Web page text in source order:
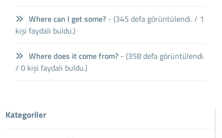
Where can I get some? - (345 defa görüntülendi. / 1
kişi faydalı buldu.)
Where does it come from? - (358 defa görüntülendi.
/ 0 kişi faydalı buldu.)
Kategoriler